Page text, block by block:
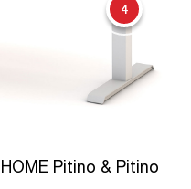
4
Pitino & Pitino